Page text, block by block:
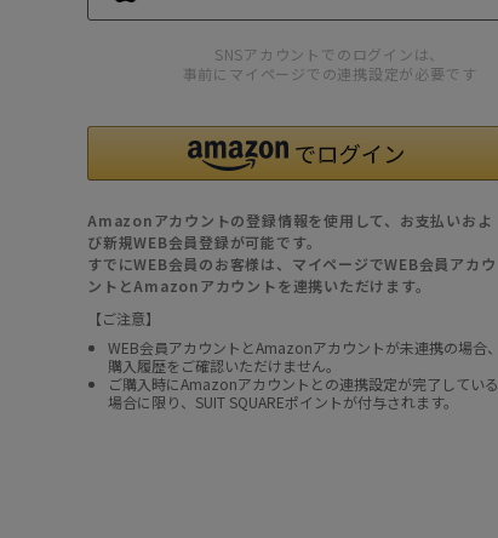
SNSアカウントでのログインは、
事前にマイページでの連携設定が必要です
Amazonアカウントの登録情報を使用して、お支払いおよ
び新規WEB会員登録が可能です。
すでにWEB会員のお客様は、マイページでWEB会員アカウ
ントとAmazonアカウントを連携いただけます。
【ご注意】
WEB会員アカウントとAmazonアカウントが未連携の場合、
購入履歴をご確認いただけません。
ご購入時にAmazonアカウントとの連携設定が完了している
場合に限り、SUIT SQUAREポイントが付与されます。